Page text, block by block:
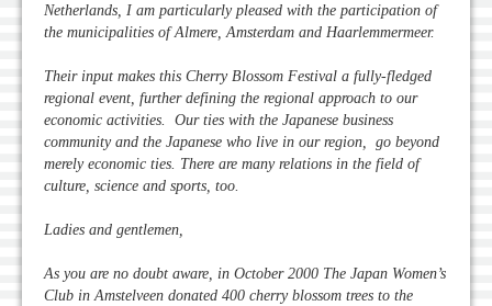
Netherlands, I am particularly pleased with the participation of
the municipalities of Almere, Amsterdam and Haarlemmermeer.
Their input makes this Cherry Blossom Festival a fully-fledged
regional event, further defining the regional approach to our
economic activities. Our ties with the Japanese business
community and the Japanese who live in our region, go beyond
merely economic ties. There are many relations in the field of
culture, science and sports, too.
Ladies and gentlemen,
As you are no doubt aware, in October 2000 The Japan Women’s
Club in Amstelveen donated 400 cherry blossom trees to the